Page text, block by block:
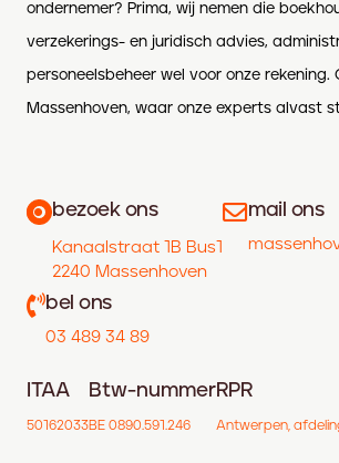
ondernemer? Prima, wij nemen die
verzekerings- en juridisch advies,
personeelsbeheer wel voor onze rekening.
Massenhoven, waar onze experts alvast
bezoek ons
Kanaalstraat 1B Bus1
2240 Massenhoven
mail ons
bel ons
03 489 34 89
ITAA
50162033
Btw-nummer
BE 0890.591.246
RPR
Antwerpen,